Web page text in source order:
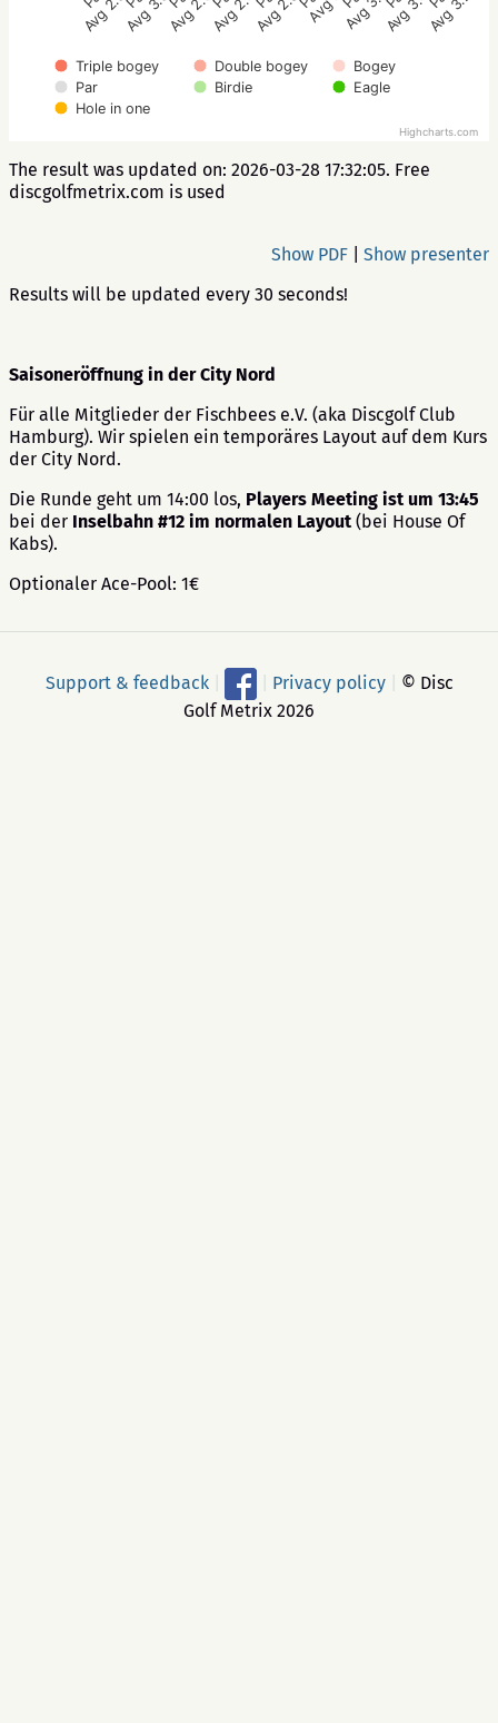
Triple bogey Double bogey
Bogey
Par
Birdie
Eagle
Hole in one
Avg 2.9Avg 3.3Avg 2.6Avg 2.4Avg 2.8 Avg 3.1Avg 3.4Avg 3.2
Highcharts.com
The result was updated on: 2026-03-28 17:32:05. Free
discgolfmetrix.com is used
Show presenter
Show PDF
Results will be updated every 30 seconds!
Saisoneröffnung in der City Nord
Für alle Mitglieder der Fischbees e.V. (aka Discgolf Club
Hamburg). Wir spielen ein temporäres Layout auf dem Kurs
der City Nord.
Die Runde geht um 14:00 los, Players Meeting ist um 13:45
bei der Inselbahn #12 im normalen Layout(bei House Of
Kabs).
Optionaler Ace-Pool: 1€
Support & feedback Privacy policy
© Disc
Golf Metrix 2026